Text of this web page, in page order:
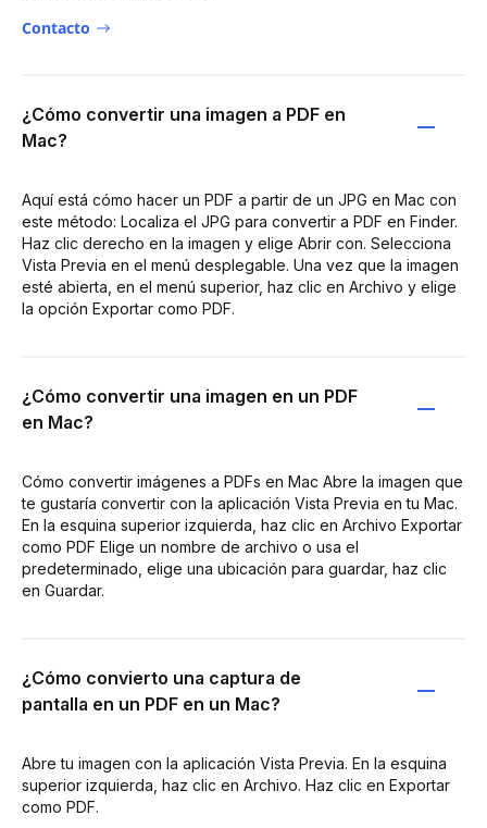
Contacto
¿Cómo convertir una imagen a PDF en
Mac?
Aquí está cómo hacer un PDF a partir de un JPG en Mac con
este método: Localiza el JPG para convertir a PDF en Finder.
Haz clic derecho en la imagen y elige Abrir con. Selecciona
Vista Previa en el menú desplegable. Una vez que la imagen
esté abierta, en el menú superior, haz clic en Archivo y elige
la opción Exportar como PDF.
¿Cómo convertir una imagen en un PDF
en Mac?
Cómo convertir imágenes a PDFs en Mac Abre la imagen que
te gustaría convertir con la aplicación Vista Previa en tu Mac.
En la esquina superior izquierda, haz clic en Archivo Exportar
como PDF Elige un nombre de archivo o usa el
predeterminado, elige una ubicación para guardar, haz clic
en Guardar.
¿Cómo convierto una captura de
pantalla en un PDF en un Mac?
Abre tu imagen con la aplicación Vista Previa. En la esquina
superior izquierda, haz clic en Archivo. Haz clic en Exportar
como PDF.